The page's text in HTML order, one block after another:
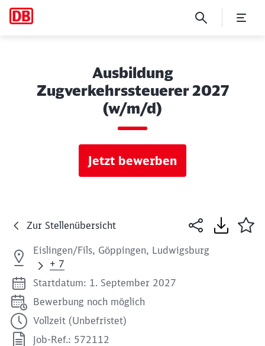
Ausbildung
Zugverkehrssteuerer 2027
(w/m/d)
Jetzt bewerben
Zur Stellenübersicht
Eislingen/Fils, Göppingen, Ludwigsburg
+ 7
Startdatum: 1. September 2027
Bewerbung noch möglich
Vollzeit (Unbefristet)
Job-Ref.: 572112